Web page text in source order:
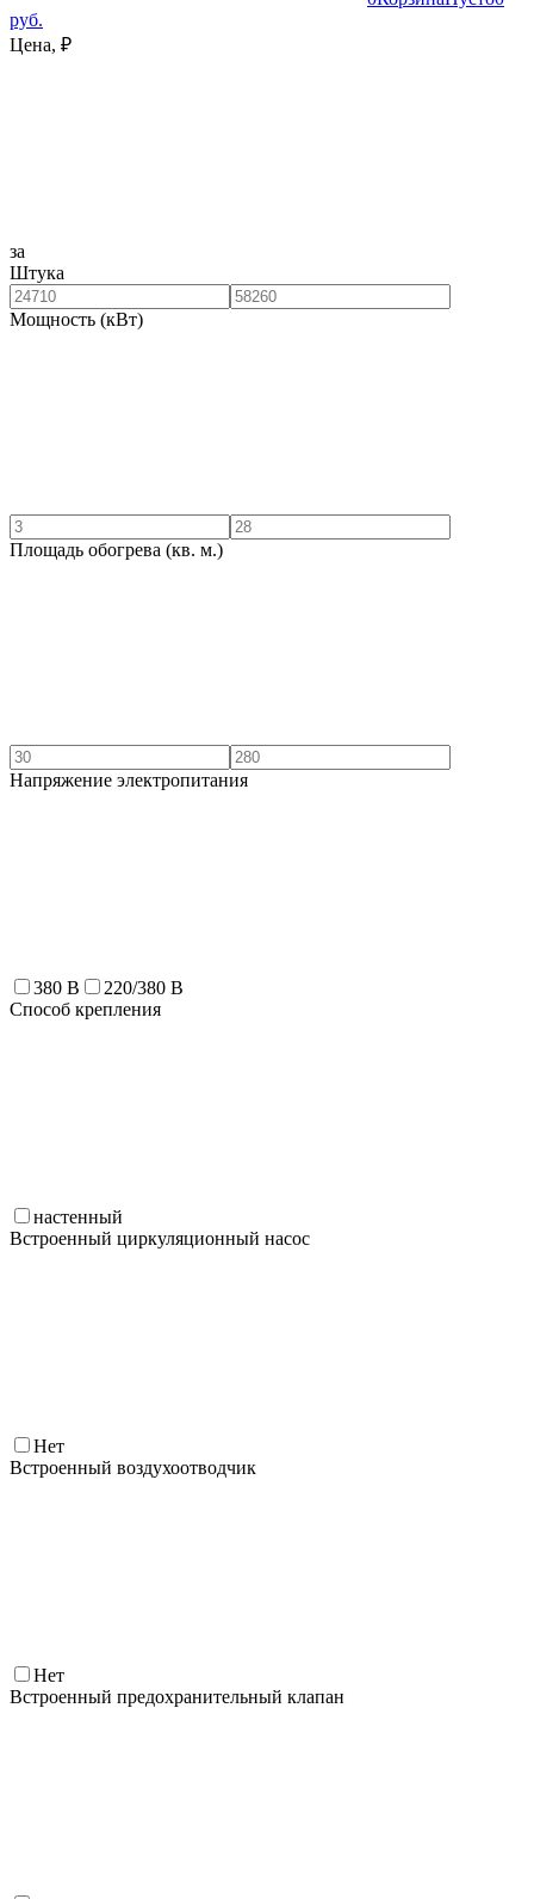
руб.
Цена, ₽
за
Штука
Мощность (кВт)
Площадь обогрева (кв. м.)
Напряжение электропитания
380 В
220/380 В
Способ крепления
настенный
Встроенный циркуляционный насос
Нет
Встроенный воздухоотводчик
Нет
Встроенный предохранительный клапан